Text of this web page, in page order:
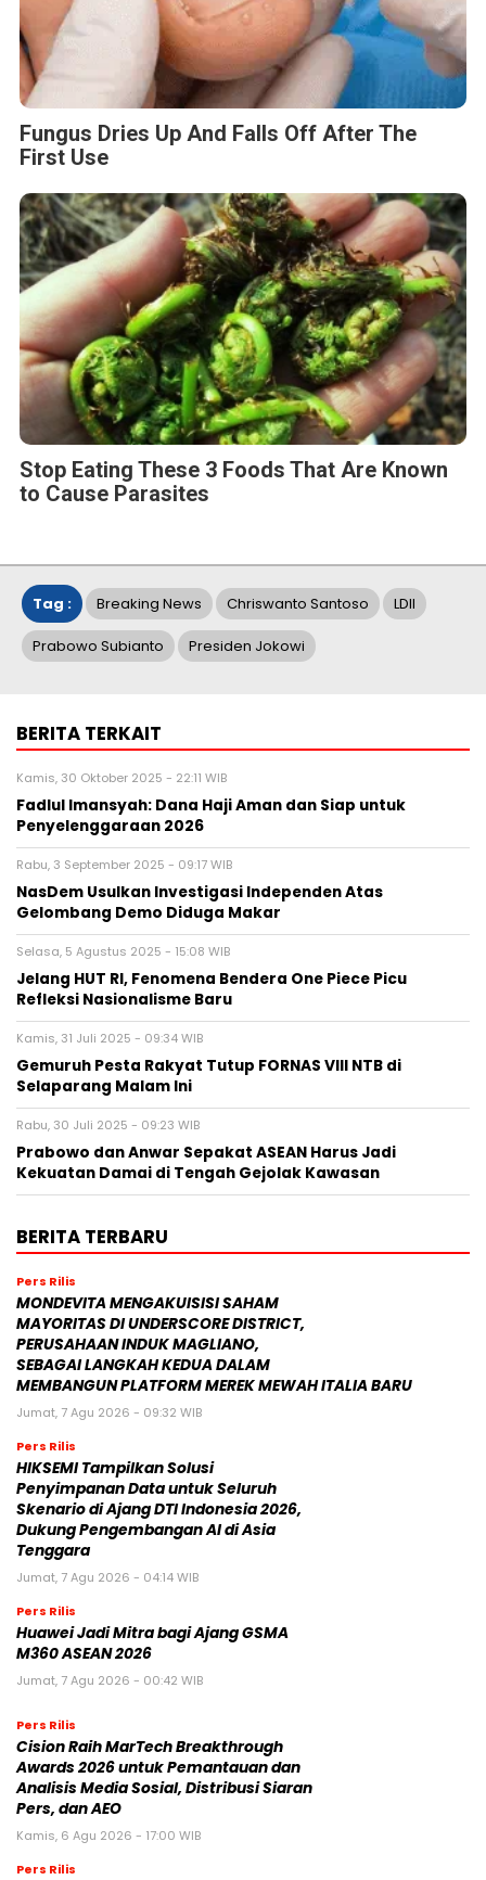
Fungus Dries Up And Falls Off After The
First Use
Stop Eating These 3 Foods That Are Known
to Cause Parasites
Tag : Breaking News Chriswanto Santoso LDII
Prabowo Subianto Presiden Jokowi
BERITA TERKAIT
Kamis, 30 Oktober 2025 - 22:11 WIB
Fadlul Imansyah: Dana Haji Aman dan Siap untuk
Penyelenggaraan 2026
Rabu, 3 September 2025 - 09:17 WIB
NasDem Usulkan Investigasi Independen Atas
Gelombang Demo Diduga Makar
Selasa, 5 Agustus 2025 - 15:08 WIB
Jelang HUT RI, Fenomena Bendera One Piece Picu
Refleksi Nasionalisme Baru
Kamis, 31 Juli 2025 - 09:34 WIB
Gemuruh Pesta Rakyat Tutup FORNAS VIII NTB di
Selaparang Malam Ini
Rabu, 30 Juli 2025 - 09:23 WIB
Prabowo dan Anwar Sepakat ASEAN Harus Jadi
Kekuatan Damai di Tengah Gejolak Kawasan
BERITA TERBARU
Pers Rilis
MONDEVITA MENGAKUISISI SAHAM
MAYORITAS DI UNDERSCORE DISTRICT,
PERUSAHAAN INDUK MAGLIANO,
SEBAGAI LANGKAH KEDUA DALAM
MEMBANGUN PLATFORM MEREK MEWAH ITALIA BARU
Jumat, 7 Agu 2026 - 09:32 WIB
Pers Rilis
HIKSEMI Tampilkan Solusi
Penyimpanan Data untuk Seluruh
Skenario di Ajang DTI Indonesia 2026,
Dukung Pengembangan AI di Asia
Tenggara
Jumat, 7 Agu 2026 - 04:14 WIB
Pers Rilis
Huawei Jadi Mitra bagi Ajang GSMA
M360 ASEAN 2026
Jumat, 7 Agu 2026 - 00:42 WIB
Pers Rilis
Cision Raih MarTech Breakthrough
Awards 2026 untuk Pemantauan dan
Analisis Media Sosial, Distribusi Siaran
Pers, dan AEO
Kamis, 6 Agu 2026 - 17:00 WIB
Pers Rilis